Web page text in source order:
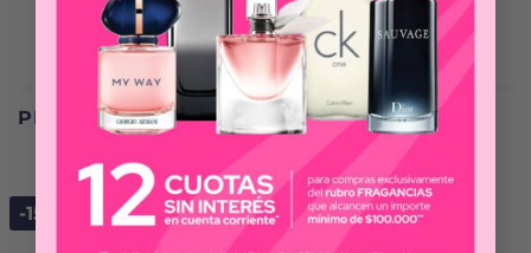
PRODUCTOS RELACIONADOS
-15% -15%